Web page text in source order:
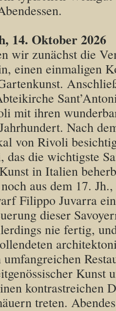
14. Oktober 2026
wir zunächst die
einen einmaligen
mit ihren
Nach
von Rivoli
das die wichtigste
in Italien
aus dem 17.
Filippo Juvarra
dieser
nie fertig,
Kunst
kontrastreichen
treten.